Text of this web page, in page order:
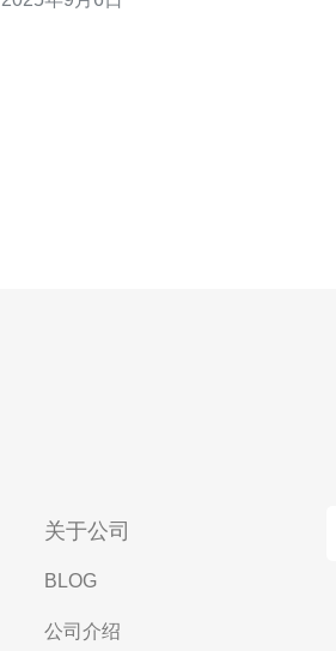
坡落地机 VPS 的选择与使用指南，帮
关于公司
BLOG
公司介绍